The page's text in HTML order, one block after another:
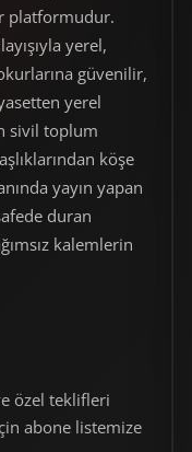
platformudur.
yerel,
güvenilir,
yerel
sivil toplum
köşe
yayın yapan
duran
kalemlerin
özel teklifleri
abone listemize